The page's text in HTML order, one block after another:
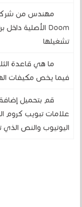
مهندس من
تشغيلها
ما هي قاعدة
فيما يخص مكيفات
علامات تبويب كروم
اليوتيوب والنص الذي